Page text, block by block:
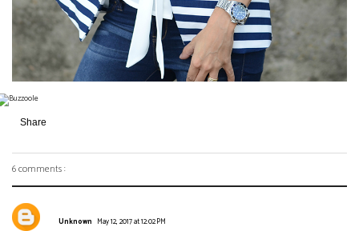
Share
6 comments :
Unknown May 12, 2017 at 12:02 PM